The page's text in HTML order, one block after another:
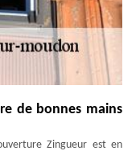
de bonnes mains
Zingueur est en